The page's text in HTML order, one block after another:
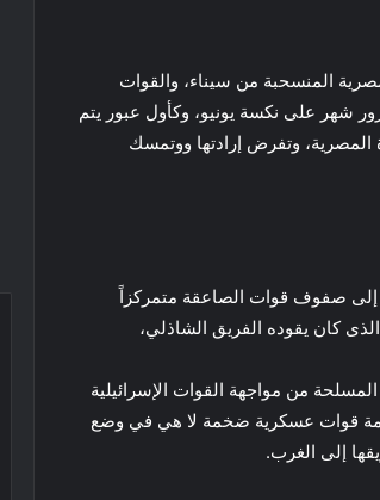
المنسحبة من سيناء، والقوات
شهر على نكسة يونيو، وكأول عبور يتم
وتفرض إرادتها ووتمسك
الله علي منذ تخرجه من الحربية 16/8/1966، منضماً إلى صفوف قوات الصاعقة متمركزاً
كان يقوده الفريق الشاذلي،
قواتنا المسلحة من مواجهة القوات الإسرائيلية
قوات عسكرية ضخمة لا هي في وضع
إلى الغرب.